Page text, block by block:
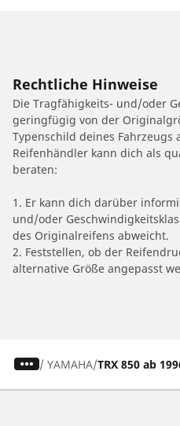
Rechtliche Hinweise
Die Tragfähigkeits- und/oder
geringfügig von der
Typenschild deines Fahrzeugs
Reifenhändler kann dich als
beraten:
1. Er kann dich darüber
und/oder
des Originalreifens abweicht.
2. Feststellen, ob der
alternative Größe angepasst
/ YAMAHA TRX 850 ab